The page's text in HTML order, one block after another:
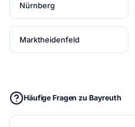
Nürnberg
Marktheidenfeld
Häufige Fragen zu Bayreuth